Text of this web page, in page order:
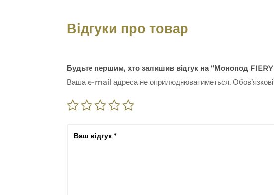
Відгуки про товар
Будьте першим, хто залишив відгук на “Монопод
Ваша e-mail адреса не оприлюднюватиметься.